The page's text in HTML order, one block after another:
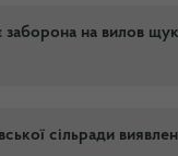
заборона на вилов
сільради